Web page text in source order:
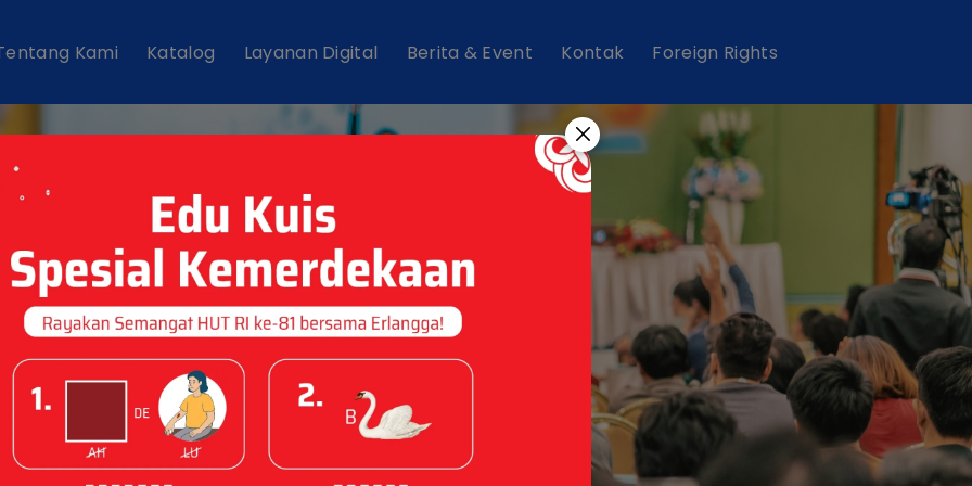
Kami Katalog Layanan Digital Berita & Event Kontak Foreign Rights
Event